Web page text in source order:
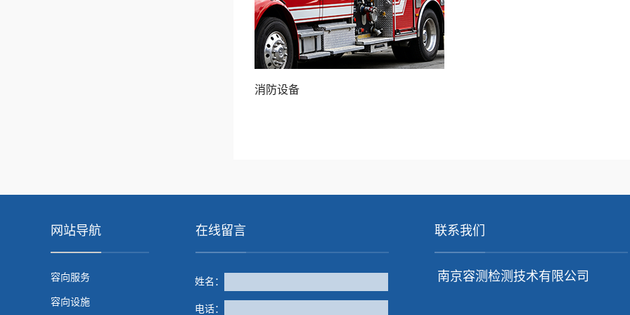
消防设备
网站导航 在线留言 联系我们
容向服务
容向设施
姓名：
电话：
南京容测检测技术有限公司